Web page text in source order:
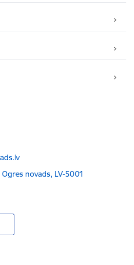
novads, LV-5001